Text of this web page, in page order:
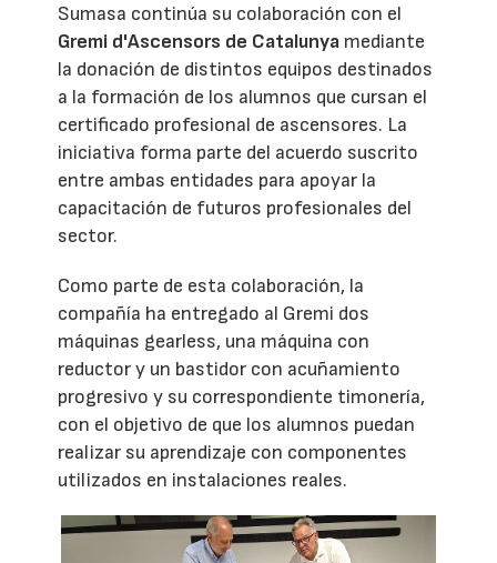
Sumasa continúa su colaboración con el
Gremi d'Ascensors de Catalunya mediante
la donación de distintos equipos destinados
a la formación de los alumnos que cursan el
certificado profesional de ascensores. La
iniciativa forma parte del acuerdo suscrito
entre ambas entidades para apoyar la
capacitación de futuros profesionales del
sector.
Como parte de esta colaboración, la
compañía ha entregado al Gremi dos
máquinas gearless, una máquina con
reductor y un bastidor con acuñamiento
progresivo y su correspondiente timonería,
con el objetivo de que los alumnos puedan
realizar su aprendizaje con componentes
utilizados en instalaciones reales.